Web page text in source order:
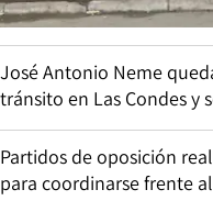
José Antonio Neme
tránsito en Las Condes y
Partidos de oposición
para coordinarse frente